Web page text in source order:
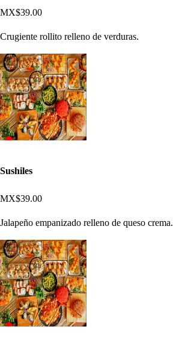
MX$39.00
Crugiente rollito relleno de verduras.
Sushiles
MX$39.00
Jalapeño empanizado relleno de queso crema.